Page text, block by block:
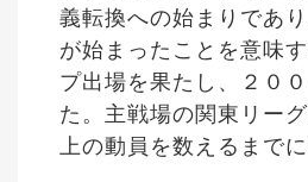
義転換への始まりであ
が始まったことを意味
プ出場を果たし、２０
た。主戦場の関東リー
上の動員を数えるまで